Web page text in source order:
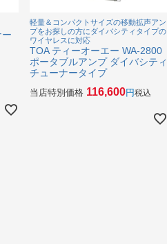
軽量＆コンパクトサイズの移動拡声アン
プをお探しの方にダイバシティタイプの
ワイヤレスに対応
TOA ティーオーエー WA-2800
ポータブルアンプ ダイバシティ
チューナータイプ
当店特別価格 116,600 税込